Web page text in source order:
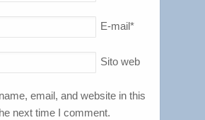
E-mail*
Sito web
email, and website in this
next time I comment.